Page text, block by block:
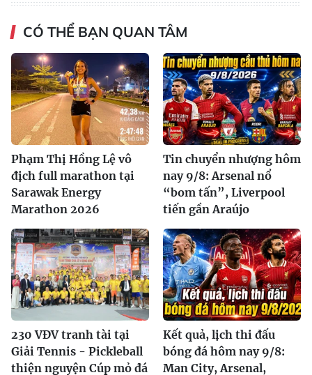
CÓ THỂ BẠN QUAN TÂM
Phạm Thị Hồng Lệ vô
địch full marathon tại
Sarawak Energy
Marathon 2026
Tin chuyển nhượng hôm
nay 9/8: Arsenal nổ
“bom tấn”, Liverpool
tiến gần Araújo
230 VĐV tranh tài tại
Giải Tennis - Pickleball
thiện nguyện Cúp mỏ đá
Kết quả, lịch thi đấu
bóng đá hôm nay 9/8:
Man City, Arsenal,